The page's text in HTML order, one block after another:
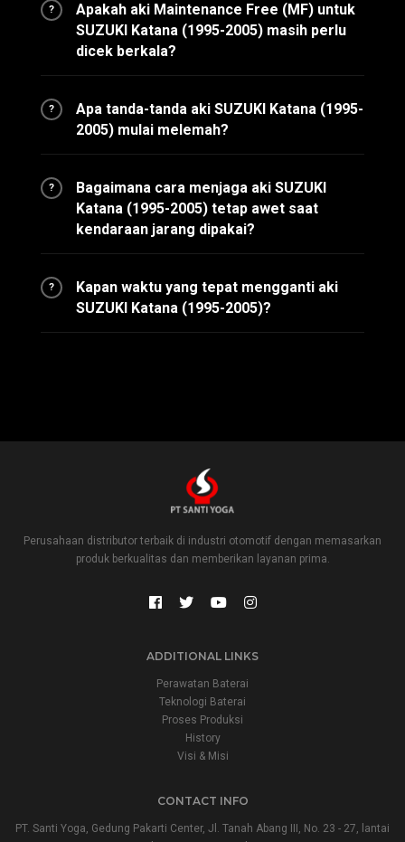
?
Apakah aki Maintenance Free (MF) untuk
SUZUKI Katana (1995-2005) masih perlu
dicek berkala?
?
Apa tanda-tanda aki SUZUKI Katana (1995-
2005) mulai melemah?
?
Bagaimana cara menjaga aki SUZUKI
Katana (1995-2005) tetap awet saat
kendaraan jarang dipakai?
?
Kapan waktu yang tepat mengganti aki
SUZUKI Katana (1995-2005)?
Perusahaan distributor terbaik di industri otomotif dengan memasarkan
produk berkualitas dan memberikan layanan prima.
ADDITIONAL LINKS
Perawatan Baterai
Teknologi Baterai
Proses Produksi
History
Visi & Misi
CONTACT INFO
PT. Santi Yoga, Gedung Pakarti Center, Jl. Tanah Abang III, No. 23 - 27, lantai